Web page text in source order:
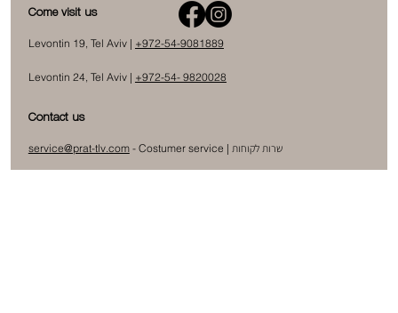
Come visit us
Levontin 19, Tel Aviv | +972-54-9081889
Levontin 24, Tel Aviv | +972-54- 9820028
Contact us
service@prat-tlv.com- Costumer service | שרות לקוחות